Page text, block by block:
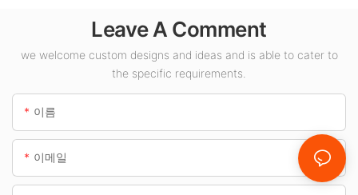
조명 공급업체입니
다.
Leave A Comment
we welcome custom designs and ideas and is able to cater to
the specific requirements.
이름
이메일